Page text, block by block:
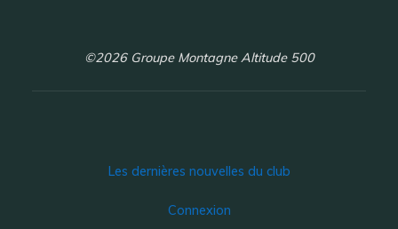
©2026 Groupe Montagne Altitude 500
Les dernières nouvelles du club
Connexion